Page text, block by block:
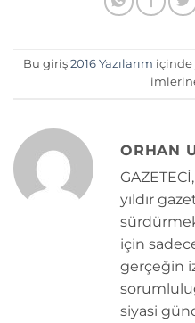
Bu giriş 2016 Yazılarım içinde
ORHAN
yıldır
için
gerçeğin
siyasi